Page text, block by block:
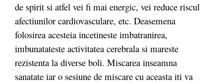
de spirit si atfel vei fi mai energic, vei reduce riscul
afectiunilor cardiovasculare, etc. Deasemena
folosirea acesteia incetineste imbatranirea,
imbunatateste activitatea cerebrala si mareste
rezistenta la diverse boli. Miscarea inseamna
sanatate iar o sesiune de miscare cu aceasta iti va